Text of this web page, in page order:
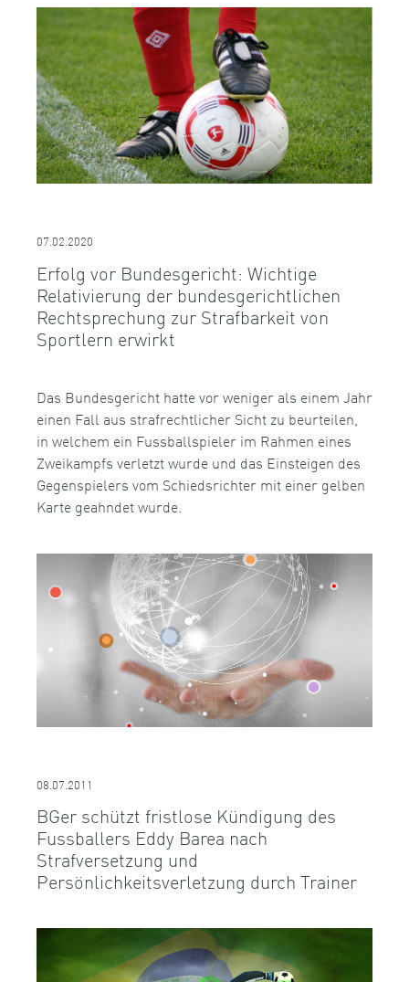
07.02.2020
Erfolg vor Bundesgericht: Wichtige
Relativierung der bundesgerichtlichen
Rechtsprechung zur Strafbarkeit von
Sportlern erwirkt
Das Bundesgericht hatte vor weniger als einem Jahr
einen Fall aus strafrechtlicher Sicht zu beurteilen,
in welchem ein Fussballspieler im Rahmen eines
Zweikampfs verletzt wurde und das Einsteigen des
Gegenspielers vom Schiedsrichter mit einer gelben
Karte geahndet wurde.
08.07.2011
BGer schützt fristlose Kündigung des
Fussballers Eddy Barea nach
Strafversetzung und
Persönlichkeitsverletzung durch Trainer